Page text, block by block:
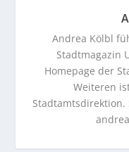
Andrea Kölbl
Stadtmagazin
Homepage der
Weiteren